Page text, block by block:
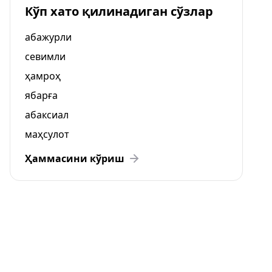
Кўп хато қилинадиган сўзлар
абажурли
севимли
ҳамроҳ
ябарға
абаксиал
маҳсулот
Ҳаммасини кўриш